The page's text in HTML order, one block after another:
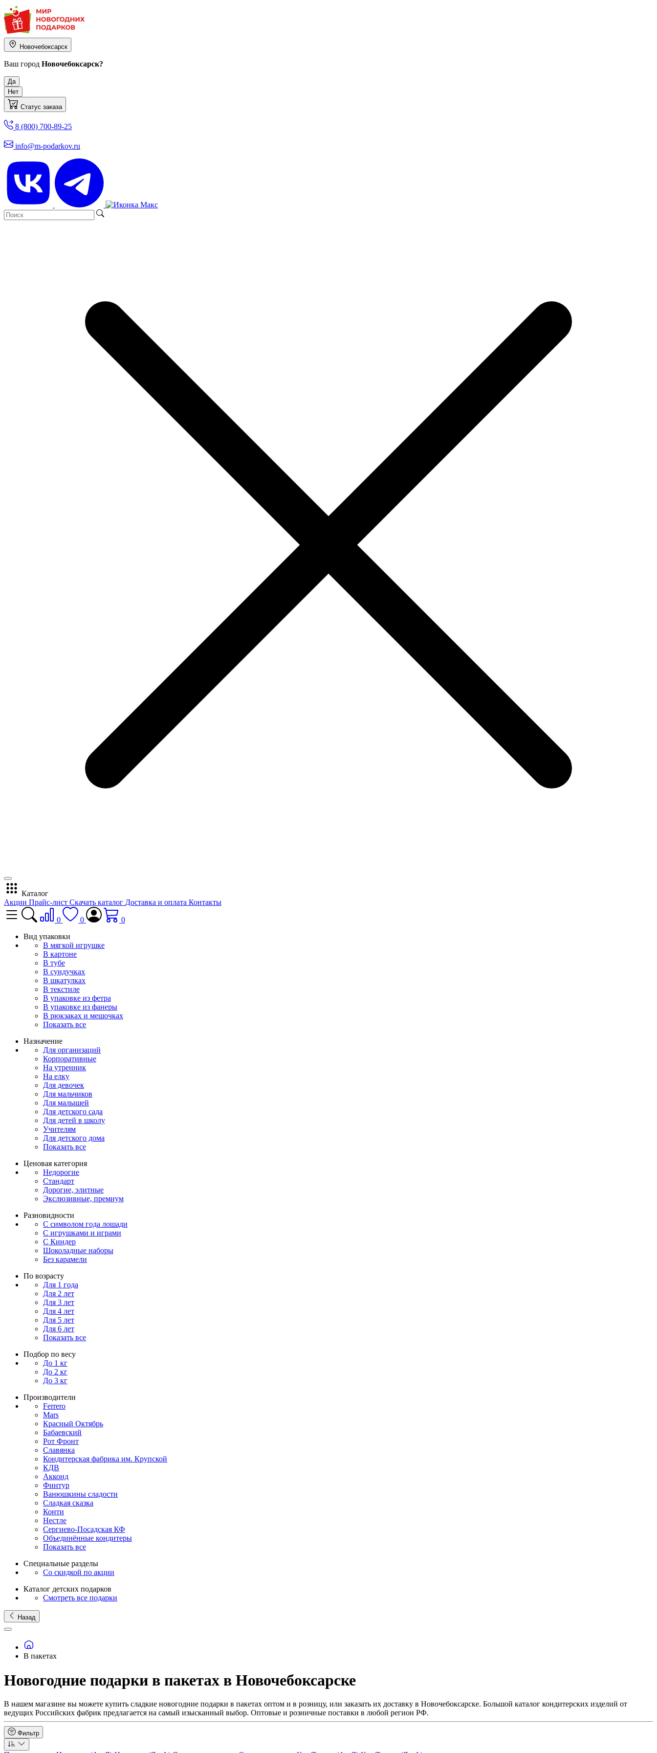
Новочебоксарск
Ваш город Новочебоксарск?
Да
Нет
Статус заказа
8 (800) 700-89-25
info@m-podarkov.ru
Каталог
Акции Прайс-лист Скачать каталог Доставка и оплата Контакты
0 0
0
Вид упаковки
В мягкой игрушке
В картоне
В тубе
В сундучках
В шкатулках
В текстиле
В упаковке из фетра
В упаковке из фанеры
В рюкзаках и мешочках
Показать все
Назначение
Для организаций
Корпоративные
На утренник
На елку
Для девочек
Для мальчиков
Для малышей
Для детского сада
Для детей в школу
Учителям
Для детского дома
Показать все
Ценовая категория
Недорогие
Стандарт
Дорогие, элитные
Экслюзивные, премиум
Разновидности
С символом года лошади
С игрушками и играми
С Киндер
Шоколадные наборы
Без карамели
По возрасту
Для 1 года
Для 2 лет
Для 3 лет
Для 4 лет
Для 5 лет
Для 6 лет
Показать все
Подбор по весу
До 1 кг
До 2 кг
До 3 кг
Производители
Ferrero
Mars
Красный Октябрь
Бабаевский
Рот Фронт
Славянка
Кондитерская фабрика им. Крупской
КДВ
Акконд
Финтур
Ванюшкины сладости
Сладкая сказка
Конти
Нестле
Сергиево-Посадская КФ
Объединённые кондитеры
Показать все
Специальные разделы
Со скидкой по акции
Каталог детских подарков
Смотреть все подарки
Назад
В пакетах
Новогодние подарки в пакетах в Новочебоксарске
В нашем магазине вы можете купить сладкие новогодние подарки в пакетах оптом и в розницу, или заказать их доставку в Новочебоксарске. Большой каталог кондитерских изделий от
ведущих Российских фабрик предлагается на самый изысканный выбор. Оптовые и розничные поставки в любой регион РФ.
Фильтр